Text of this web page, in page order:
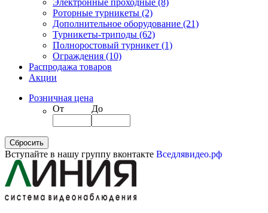
Электронные проходные (8)
Роторные турникеты (2)
Дополнительное оборудование (21)
Турникеты-триподы (62)
Полноростовый турникет (1)
Ограждения (10)
Распродажа товаров
Акции
Розничная цена
От
До
Вступайте в нашу группу вконтакте Вседлявидео.рф